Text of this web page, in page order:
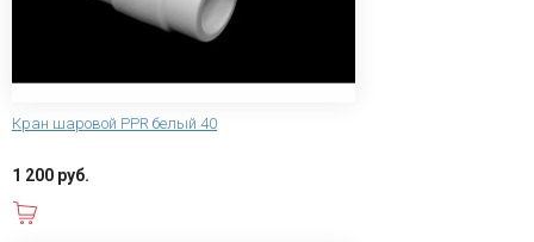
Кран шаровой PPR белый 40
1 200 руб.